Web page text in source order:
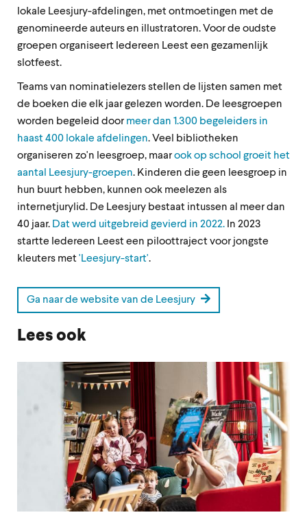
lokale Leesjury-afdelingen, met ontmoetingen met de
genomineerde auteurs en illustratoren. Voor de oudste
groepen organiseert Iedereen Leest een gezamenlijk
slotfeest.
Teams van nominatielezers stellen de lijsten samen met
de boeken die elk jaar gelezen worden. De leesgroepen
worden begeleid door meer dan 1.300 begeleiders in
haast 400 lokale afdelingen. Veel bibliotheken
organiseren zo'n leesgroep, maarook op school groeit het
aantal Leesjury-groepen. Kinderen die geen leesgroep in
hun buurt hebben, kunnen ook meelezen als
internetjurylid. De Leesjury bestaat intussen al meer dan
40 jaar. Dat werd uitgebreid gevierd in 2022. In 2023
startte Iedereen Leest een piloottraject voor jongste
kleuters met'Leesjury-start'.
Ga naar de website van de Leesjury
Lees ook